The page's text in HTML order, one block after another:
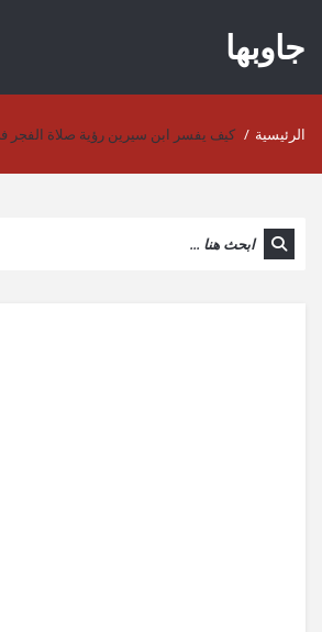
جاوبها
الرئيسية / كيف يفسر ابن سيرين رؤية صلاة الفجر